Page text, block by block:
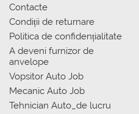
Contacte
Condiții de returnare
Politica de confidențialitate
A deveni furnizor de
anvelope
Vopsitor Auto Job
Mecanic Auto Job
Tehnician Auto_de lucru